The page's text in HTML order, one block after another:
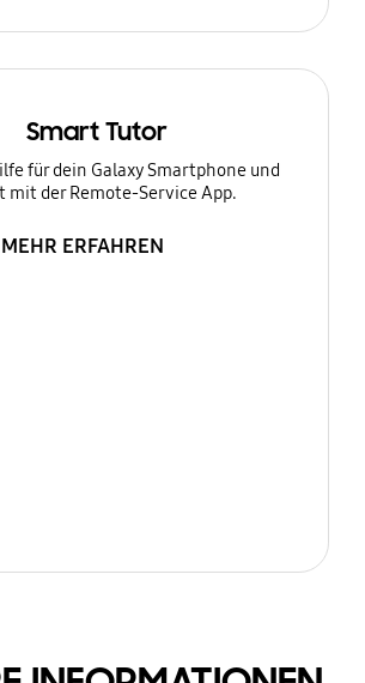
Smart Tutor
für dein Galaxy Smartphone und
mit der Remote-Service App.
MEHR ERFAHREN